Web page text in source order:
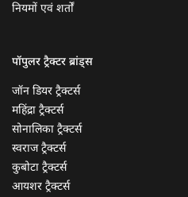
नियमों एवं शर्तों
पॉपुलर ट्रैक्टर ब्रांड्स
जॉन डियर ट्रैक्टर्स
महिंद्रा ट्रैक्टर्स
सोनालिका ट्रैक्टर्स
स्वराज ट्रैक्टर्स
कुबोटा ट्रैक्टर्स
आयशर ट्रैक्टर्स